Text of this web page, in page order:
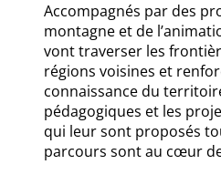
Accompagnés par des
montagne et de
vont traverser les
régions voisines et
connaissance du
pédagogiques et les
qui leur sont proposés
parcours sont au cœur